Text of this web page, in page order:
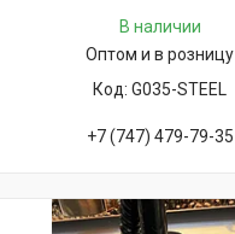
В наличии
Оптом и в розницу
G035-STEEL
+7 (747) 479-79-35